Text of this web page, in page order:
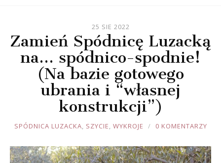
25 SIE 2022
Zamień Spódnicę Luzacką
na… spódnico-spodnie!
(Na bazie gotowego
ubrania i “własnej
konstrukcji”)
JOULE
SPÓDNICA LUZACKA, SZYCIE, WYKROJE 0 KOMENTARZY